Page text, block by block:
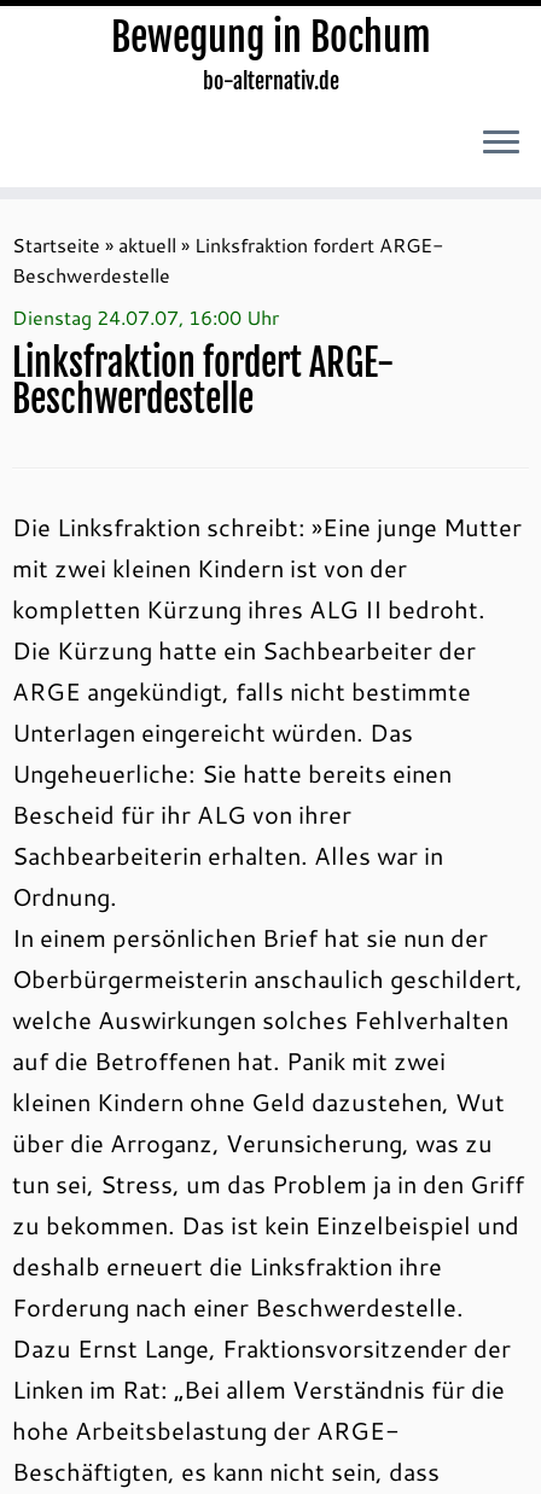
Inhalt
springen
Bewegung in Bochum
bo-alternativ.de
Startseite » aktuell » Linksfraktion fordert ARGE-
Beschwerdestelle
Dienstag 24.07.07, 16:00 Uhr
Linksfraktion fordert ARGE-
Beschwerdestelle
Die Linksfraktion schreibt: »Eine junge Mutter
mit zwei kleinen Kindern ist von der
kompletten Kürzung ihres ALG II bedroht.
Die Kürzung hatte ein Sachbearbeiter der
ARGE angekündigt, falls nicht bestimmte
Unterlagen eingereicht würden. Das
Ungeheuerliche: Sie hatte bereits einen
Bescheid für ihr ALG von ihrer
Sachbearbeiterin erhalten. Alles war in
Ordnung.
In einem persönlichen Brief hat sie nun der
Oberbürgermeisterin anschaulich geschildert,
welche Auswirkungen solches Fehlverhalten
auf die Betroffenen hat. Panik mit zwei
kleinen Kindern ohne Geld dazustehen, Wut
über die Arroganz, Verunsicherung, was zu
tun sei, Stress, um das Problem ja in den Griff
zu bekommen. Das ist kein Einzelbeispiel und
deshalb erneuert die Linksfraktion ihre
Forderung nach einer Beschwerdestelle.
Dazu Ernst Lange, Fraktionsvorsitzender der
Linken im Rat: „Bei allem Verständnis für die
hohe Arbeitsbelastung der ARGE-
Beschäftigten, es kann nicht sein, dass